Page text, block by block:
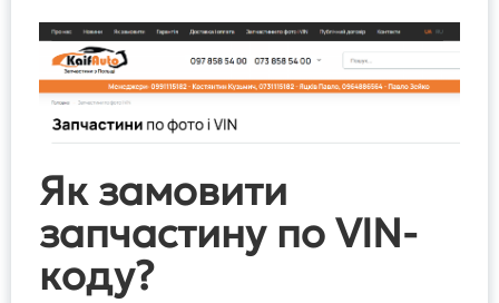
Як замовити
запчастину по VIN-
коду?